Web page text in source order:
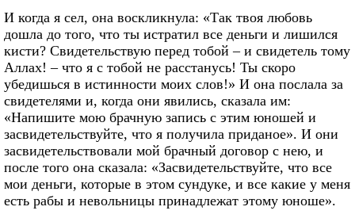
И когда я сел, она воскликнула: «Так твоя любовь
дошла до того, что ты истратил все деньги и лишился
кисти? Свидетельствую перед тобой – и свидетель тому
Аллах! – что я с тобой не расстанусь! Ты скоро
убедишься в истинности моих слов!» И она послала за
свидетелями и, когда они явились, сказала им:
«Напишите мою брачную запись с этим юношей и
засвидетельствуйте, что я получила приданое». И они
засвидетельствовали мой брачный договор с нею, и
после того она сказала: «Засвидетельствуйте, что все
мои деньги, которые в этом сундуке, и все какие у меня
есть рабы и невольницы принадлежат этому юноше».